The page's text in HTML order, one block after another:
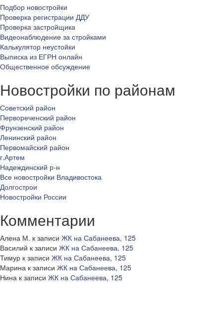
Подбор новостройки
Проверка регистрации ДДУ
Проверка застройщика
Видеонаблюдение за стройками
Калькулятор неустойки
Выписка из ЕГРН онлайн
Общественное обсуждение
Новостройки по районам
Советский район
Первореченский район
Фрунзенский район
Ленинский район
Первомайский район
г.Артем
Надеждинский р-н
Все новостройки Владивостока
Долгострои
Новостройки России
Комментарии
Алена М. к записи ЖК на Сабанеева, 125
Василий к записи ЖК на Сабанеева, 125
Тимур к записи ЖК на Сабанеева, 125
Марина к записи ЖК на Сабанеева, 125
Нина к записи ЖК на Сабанеева, 125